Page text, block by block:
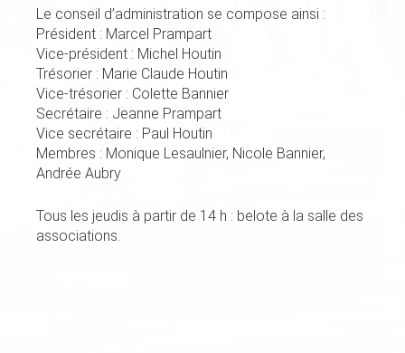
Le conseil d’administration se compose ainsi :
Président : Marcel Prampart
Vice-président : Michel Houtin
Trésorier : Marie Claude Houtin
Vice-trésorier : Colette Bannier
Secrétaire : Jeanne Prampart
Vice secrétaire : Paul Houtin
Membres : Monique Lesaulnier, Nicole Bannier,
Andrée Aubry
Tous les jeudis à partir de 14 h : belote à la salle des
associations.